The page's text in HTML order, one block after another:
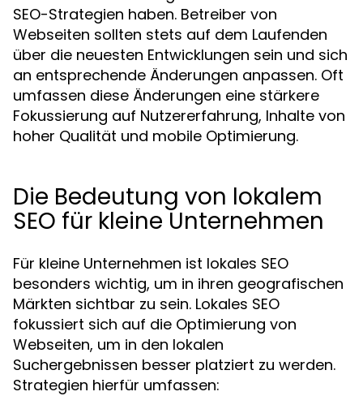
SEO-Strategien haben. Betreiber von
Webseiten sollten stets auf dem Laufenden
über die neuesten Entwicklungen sein und sich
an entsprechende Änderungen anpassen. Oft
umfassen diese Änderungen eine stärkere
Fokussierung auf Nutzererfahrung, Inhalte von
hoher Qualität und mobile Optimierung.
Die Bedeutung von lokalem
SEO für kleine Unternehmen
Für kleine Unternehmen ist lokales SEO
besonders wichtig, um in ihren geografischen
Märkten sichtbar zu sein. Lokales SEO
fokussiert sich auf die Optimierung von
Webseiten, um in den lokalen
Suchergebnissen besser platziert zu werden.
Strategien hierfür umfassen: